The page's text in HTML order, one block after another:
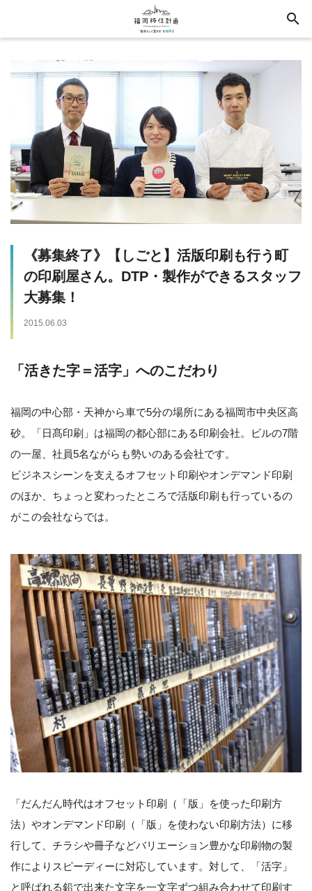
search
《募集終了》【しごと】活版印刷も行う町
の印刷屋さん。DTP・製作ができるスタッフ
大募集！
2015.06.03
「活きた字＝活字」へのこだわり
福岡の中心部・天神から車で5分の場所にある福岡市中央区高
砂。「日髙印刷」は福岡の都心部にある印刷会社。ビルの7階
の一屋、社員5名ながらも勢いのある会社です。
ビジネスシーンを支えるオフセット印刷やオンデマンド印刷
のほか、ちょっと変わったところで活版印刷も行っているの
がこの会社ならでは。
「だんだん時代はオフセット印刷（「版」を使った印刷方
法）やオンデマンド印刷（「版」を使わない印刷方法）に移
行して、チラシや冊子などバリエーション豊かな印刷物の製
作によりスピーディーに対応しています。対して、「活字」
と呼ばれる鉛で出来た文字を一文字ずつ組み合わせて印刷す